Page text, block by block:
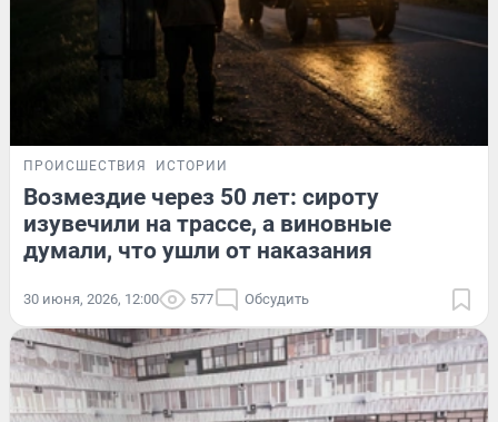
ПРОИСШЕСТВИЯ ИСТОРИИ
Возмездие через 50 лет: сироту
изувечили на трассе, а виновные
думали, что ушли от наказания
30 июня, 2026, 12:00 577 Обсудить